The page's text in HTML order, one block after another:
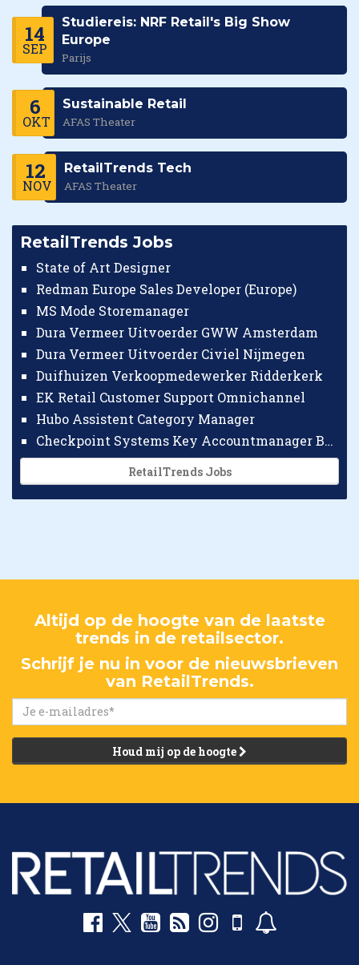
14
SEP
Studiereis: NRF Retail's Big Show
Europe
Parijs
6
OKT
Sustainable Retail
AFAS Theater
12
NOV
RetailTrends Tech
AFAS Theater
RetailTrends Jobs
State of Art Designer
Redman Europe Sales Developer (Europe)
MS Mode Storemanager
Dura Vermeer Uitvoerder GWW Amsterdam
Dura Vermeer Uitvoerder Civiel Nijmegen
Duifhuizen Verkoopmedewerker Ridderkerk
EK Retail Customer Support Omnichannel
Hubo Assistent Category Manager
Checkpoint Systems Key Accountmanager Benelux
RetailTrends Jobs
Altijd op de hoogte van de laatste
trends in de retailsector.
Schrijf je nu in voor de nieuwsbrieven
van RetailTrends.
Houd mij op de hoogte